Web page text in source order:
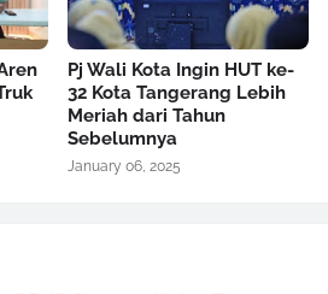
Pj Wali Kota Ingin HUT ke-
32 Kota Tangerang Lebih
Meriah dari Tahun
Sebelumnya
January 06, 2025